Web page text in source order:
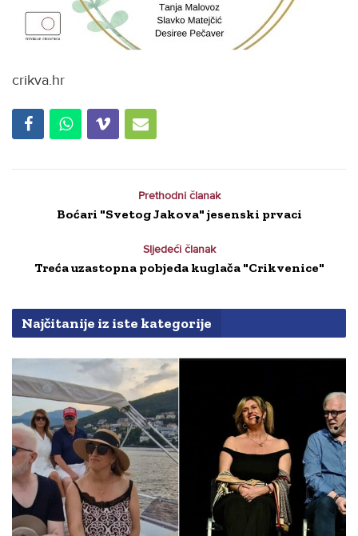
crikva.hr
Prethodni članak
Boćari "Svetog Jakova" jesenski prvaci
Sljedeći članak
Treća uzastopna pobjeda kuglača "Crikvenice"
Najčitanije iz iste kategorije